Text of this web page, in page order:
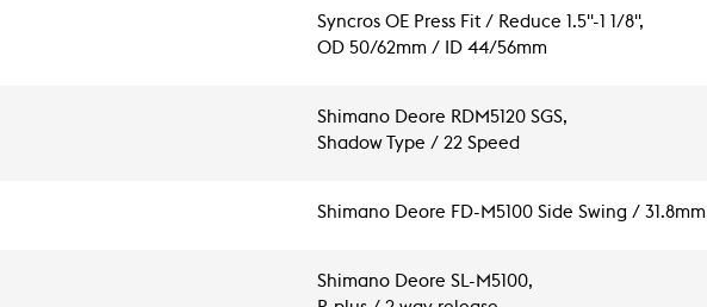
Syncros OE Press Fit / Reduce 1.5"-1 1/8",
OD 50/62mm / ID 44/56mm
Shimano Deore RDM5120 SGS,
Shadow Type / 22 Speed
Shimano Deore FD-M5100 Side Swing / 31.8mm
Shimano Deore SL-M5100,